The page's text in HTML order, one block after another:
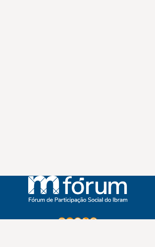
Instagram
Youtube
Facebook
X WhatsApp